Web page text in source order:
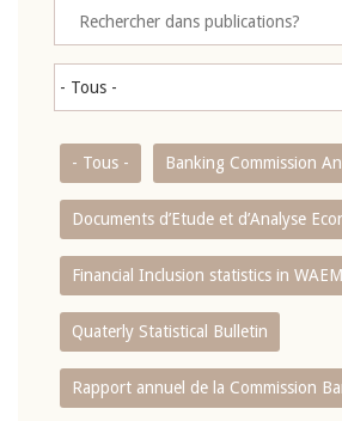
- Tous - Banking Commission
Documents d’Etude et d’Analyse
Financial Inclusion statistics in
Quaterly Statistical Bulletin
Rapport annuel de la Commission